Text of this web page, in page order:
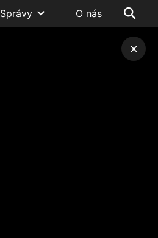
Správy O nás